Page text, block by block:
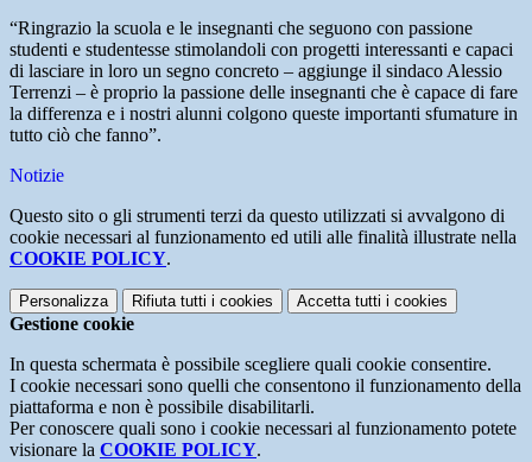
“Ringrazio la scuola e le insegnanti che seguono con passione
studenti e studentesse stimolandoli con progetti interessanti e capaci
di lasciare in loro un segno concreto – aggiunge il sindaco Alessio
Terrenzi – è proprio la passione delle insegnanti che è capace di fare
la differenza e i nostri alunni colgono queste importanti sfumature in
tutto ciò che fanno”.
Notizie
Questo sito o gli strumenti terzi da questo utilizzati si avvalgono di
cookie necessari al funzionamento ed utili alle finalità illustrate nella
COOKIE POLICY.
Personalizza Rifiuta tutti i cookies Accetta tutti i cookies
Gestione cookie
In questa schermata è possibile scegliere quali cookie consentire.
I cookie necessari sono quelli che consentono il funzionamento della
piattaforma e non è possibile disabilitarli.
Per conoscere quali sono i cookie necessari al funzionamento potete
visionare la COOKIE POLICY.